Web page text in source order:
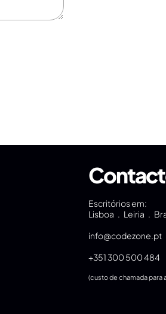
Escritórios em:
Lisboa . Leiria .
info@codezone.pt
+351 300 500 484
(custo de chamada para